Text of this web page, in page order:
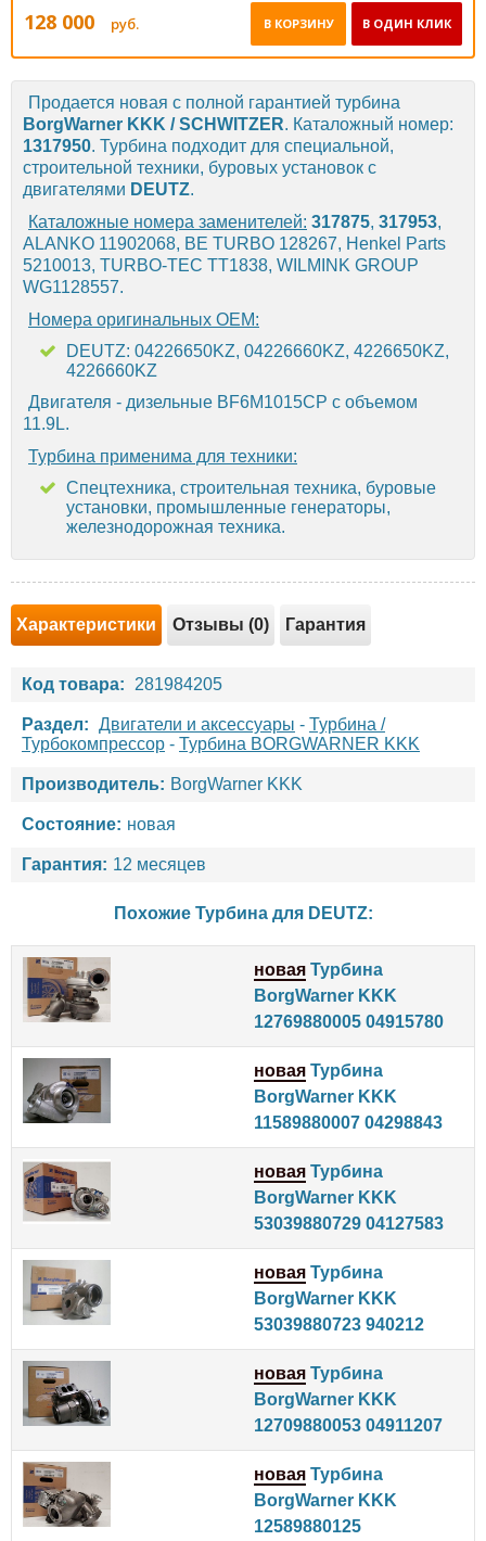
128 000 руб. В ОДИН КЛИК
В КОРЗИНУ
Продается новая с полной гарантией турбина
BorgWarner KKK / SCHWITZER. Каталожный номер:
1317950. Турбина подходит для специальной,
строительной техники, буровых установок с
двигателями DEUTZ.
Каталожные номера заменителей: 317875, 317953,
ALANKO 11902068, BE TURBO 128267, Henkel Parts
5210013, TURBO-TEC TT1838, WILMINK GROUP
WG1128557.
Номера оригинальных OEM:
DEUTZ: 04226650KZ, 04226660KZ, 4226650KZ,
4226660KZ
Двигателя - дизельные BF6M1015CP с объемом
11.9L.
Турбина применима для техники:
Спецтехника, строительная техника, буровые
установки, промышленные генераторы,
железнодорожная техника.
Характеристики Отзывы (0) Гарантия
Код товара: 281984205
Раздел: Двигатели и аксессуары - Турбина /
Турбокомпрессор - Турбина BORGWARNER KKK
Производитель: BorgWarner KKK
Состояние: новая
Гарантия: 12 месяцев
Похожие Турбина для DEUTZ:
новая Турбина
BorgWarner KKK
12769880005 04915780
новая Турбина
BorgWarner KKK
11589880007 04298843
новая Турбина
BorgWarner KKK
53039880729 04127583
новая Турбина
BorgWarner KKK
53039880723 940212
новая Турбина
BorgWarner KKK
12709880053 04911207
новая Турбина
BorgWarner KKK
12589880125